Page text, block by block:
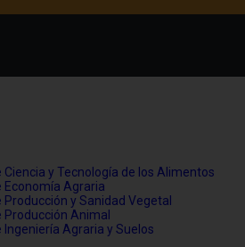
Ciencia y Tecnología de los Alimentos
Economía Agraria
Producción y Sanidad Vegetal
Producción Animal
Ingeniería Agraria y Suelos